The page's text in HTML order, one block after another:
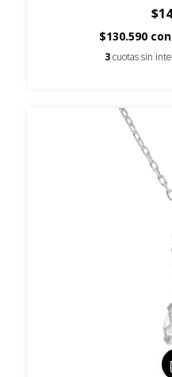
$130.590 con
3 cuotas sin